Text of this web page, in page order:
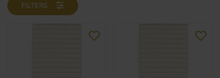
FILTERS